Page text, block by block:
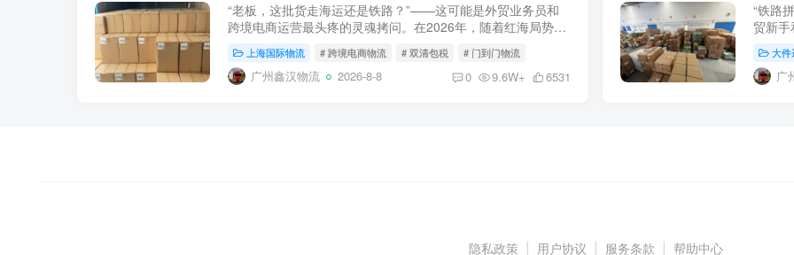
“老板，这批货走海运还是铁路？”——这可能是外贸业务员和
跨境电商运营最头疼的灵魂拷问。在2026年，随着红海局势动
荡导致海运价格剧烈波动，以及中欧班列网络日趋成熟，传统
的“海运唯一论”...
上海国际物流 # 跨境电商物流 # 双清包税 # 门到门物流
广州鑫汉物流 2026-8-8 0 9.6W+ 6531
“铁路
贸新
开来
清关大件
广
隐私政策 用户协议 服务条款 帮助中心